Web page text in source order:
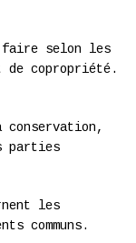
faire selon les
de copropriété.
parties
les
communs.